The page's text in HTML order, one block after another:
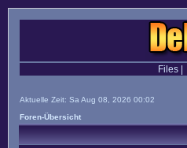
Files|
Aktuelle Zeit: Sa Aug 08, 2026 00:02
Foren-Übersicht